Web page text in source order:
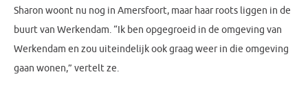
Sharon woont nu nog in Amersfoort, maar haar roots liggen in de
buurt van Werkendam. “Ik ben opgegroeid in de omgeving van
Werkendam en zou uiteindelijk ook graag weer in die omgeving
gaan wonen,” vertelt ze.